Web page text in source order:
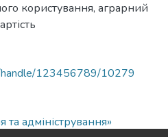
користування, аграрний
handle/123456789/10279
та адміністрування»